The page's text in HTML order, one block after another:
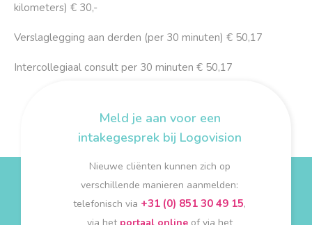
kilometers) € 30,-
Verslaglegging aan derden (per 30 minuten) € 50,17
Intercollegiaal consult per 30 minuten € 50,17
Meld je aan voor een
intakegesprek bij Logovision
Nieuwe cliënten kunnen zich op
verschillende manieren aanmelden:
telefonisch via +31 (0) 851 30 49 15,